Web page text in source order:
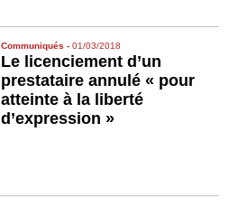
Communiqués -01/03/2018
Le licenciement d’un
prestataire annulé « pour
atteinte à la liberté
d’expression »